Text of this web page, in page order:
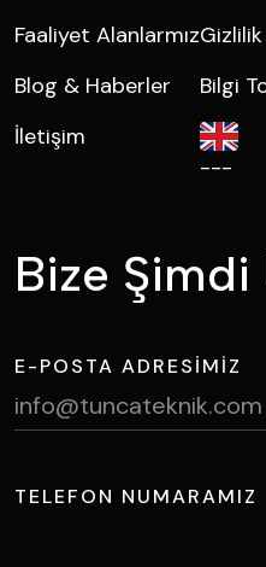
Faaliyet Alanlarmız
Blog & Haberler
İletişim
Bilgi
---
Bize Şimdi
E-POSTA ADRESIMIZ
info@tuncateknik.com
TELEFON NUMARAMIZ